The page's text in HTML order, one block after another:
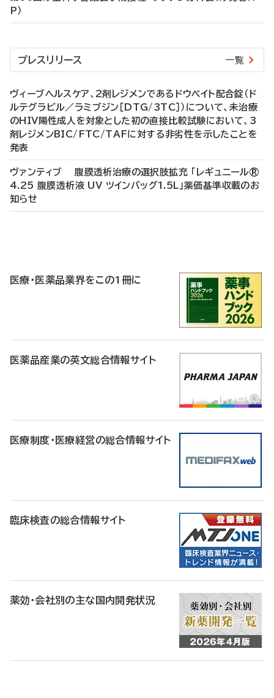
P）
プレスリリース 一覧
ヴィーブヘルスケア、2剤レジメンであるドウベイト配合錠（ド
ルテグラビル／ラミブジン［DTG/3TC］）について、未治療
のHIV陽性成人を対象とした初の直接比較試験において、3
剤レジメンBIC/FTC/TAFに対する非劣性を示したことを
発表
ヴァンティブ 腹膜透析治療の選択肢拡充 「レギュニール®
4.25 腹膜透析液 UV ツインバッグ1.5L」薬価基準収載のお
知らせ
医療・医薬品業界をこの1冊に
医薬品産業の英文総合情報サイト
医療制度・医療経営の総合情報サイト
臨床検査の総合情報サイト
薬効・会社別の主な国内開発状況